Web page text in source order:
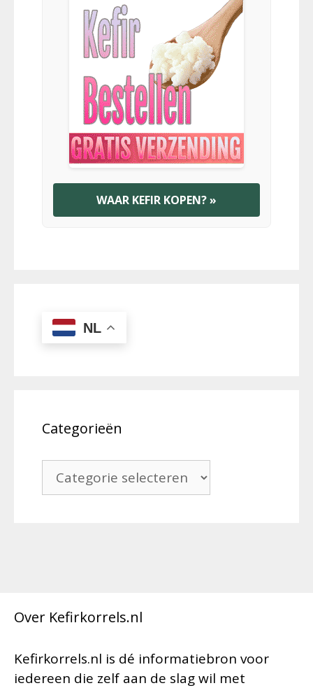
WAAR KEFIR KOPEN? »
NL
Categorieën
Categorieën
Over Kefirkorrels.nl
Kefirkorrels.nl is dé informatiebron voor
iedereen die zelf aan de slag wil met